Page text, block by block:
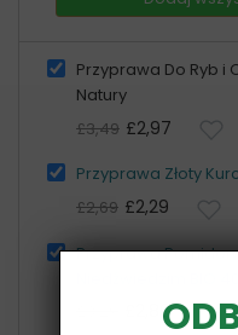
Przyprawa Do Ryb i
Natury
£3,49 £2,97
Przyprawa Złoty
£2,69 £2,29
Przyprawa
£2,80